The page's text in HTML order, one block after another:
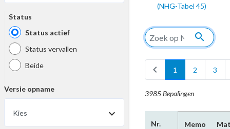
Status
Status actief
Status vervallen
Beide
Versie opname
Kies
(NHG-Tabel 45)
search
chevron_left 1 2 3
3985 Bepalingen
Nr. Memo